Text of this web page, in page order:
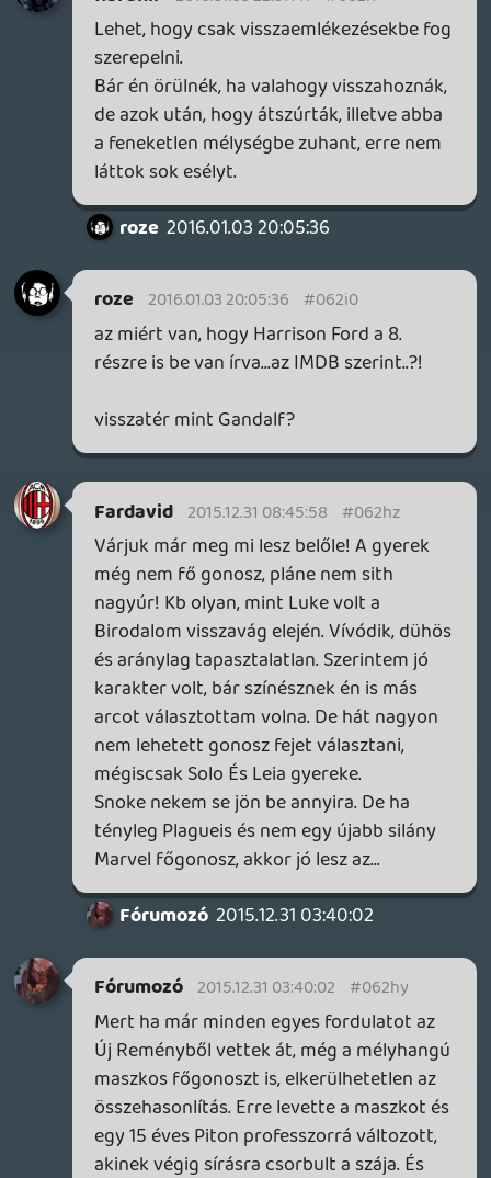
Fórumozó 2015.12.31 03:40:02
Fórumozó 2015.12.31 03:40:02 #062hy
Mert ha már minden egyes fordulatot az
Új Reményből vettek át, még a mélyhangú
maszkos főgonoszt is, elkerülhetetlen az
összehasonlítás. Erre levette a maszkot és
egy 15 éves Piton professzorrá változott,
akinek végig sírásra csorbult a szája. És
hát őt akarják itt főgonosznak szánni?
karakter lesz, de ebben a filmben nem volt
az.
Más gonosz meg nincs, ha csak az X
Aktákból leselejtezett UFO Snoke-ot nem
tekintjük annak.
CeXzer 2015.12.30 17:49:27
Láttam én is végre az új sw. mozit. Minden
nagyon király lett. A hangulat a régi
trilógiát idézi...még ha a cselekménye,
ténylegesen csaknem Az Új Remény
kottáját fújja.
Sajnos én már a megnézése előtt
belefutottam nagyobb spoilerekbe
akaralatlanul. Ezért tudtam, hogy Han
meghal, de azt álmomban sem gondoltam
volna, hogy most ő lesz obi a IV.-ből, kinek
halála nem hiába való volt...ellentétben
karakterfejlődéséhez járult hozzá...azé a
Kylo-éhoz akinél felnevetett a laikus
nézőközönség mikor lekerült a sisakja.
Nekem is sok volt a
funfaktor..elbohóckodták, a sötét oldal
méltóságát, még ha le is mészároltak egy
falut..még ha szét is lőttek egy kisebb
naprendszert, senki nem volt a filmben aki
egymaga, akár a puszta jelenlétével is
Luke a film végén azonban visszacsalta a
mosolyt az arcomra...hogy ez az egész
csak meghívás keringőre és egy féktelen
bulira.
7-pont.
2015.12.30 17:49:27 #062hw
"úgymond "boldogan élt míg meg nem